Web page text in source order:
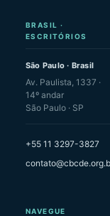
BRASIL ·
ESCRITÓRIOS
São Paulo · Brasil
Av. Paulista, 1337 ·
14º andar
São Paulo · SP
+55 11 3297-3827
NAVEGUE